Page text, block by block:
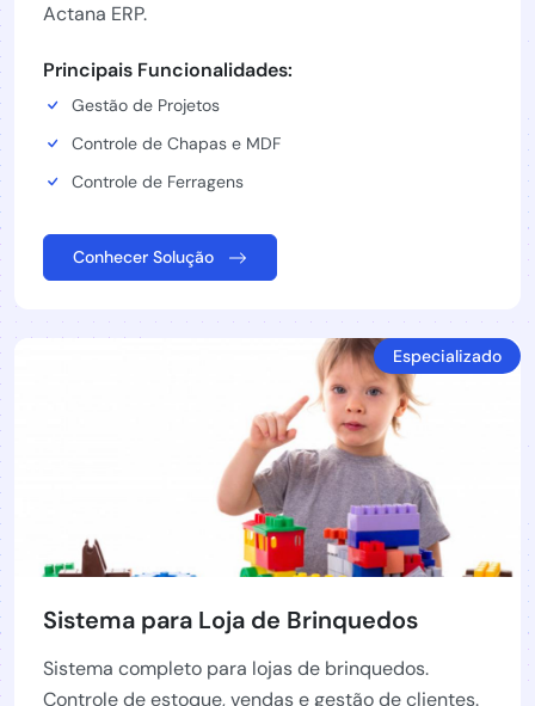
Actana ERP.
Principais Funcionalidades:
Gestão de Projetos
Controle de Chapas e MDF
Controle de Ferragens
Conhecer Solução
Especializado
Sistema para Loja de Brinquedos
Sistema completo para lojas de brinquedos.
Controle de estoque, vendas e gestão de clientes.